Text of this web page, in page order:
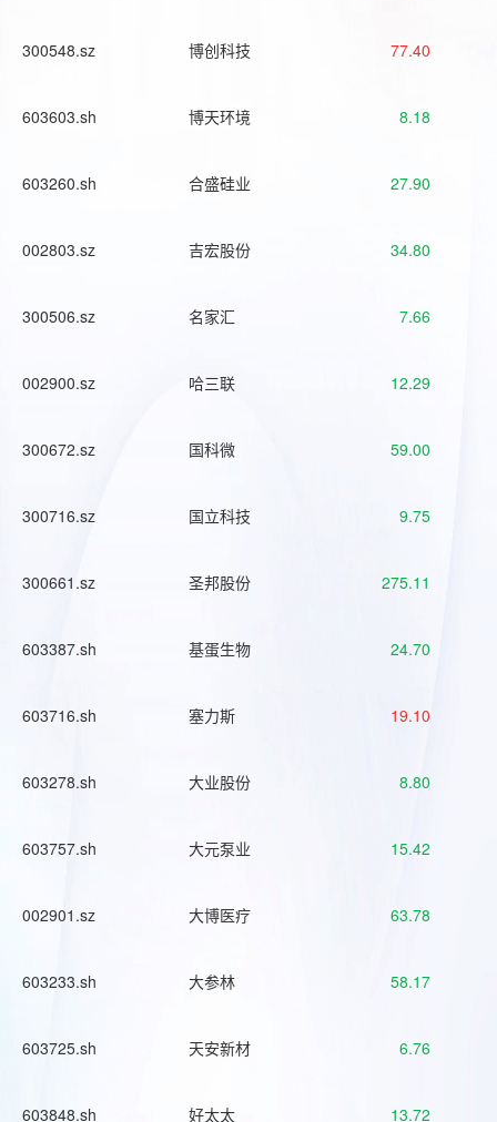
300548.sz 博创科技 77.40
603603.sh 博天环境 8.18
603260.sh 合盛硅业 27.90
002803.sz 吉宏股份 34.80
300506.sz 名家汇 7.66
002900.sz 哈三联 12.29
300672.sz 国科微 59.00
300716.sz 国立科技 9.75
300661.sz 圣邦股份 275.11
603387.sh 基蛋生物 24.70
603716.sh 塞力斯 19.10
603278.sh 大业股份 8.80
603757.sh 大元泵业 15.42
002901.sz 大博医疗 63.78
603233.sh 大参林 58.17
603725.sh 天安新材 6.76
603848.sh 好太太 13.72